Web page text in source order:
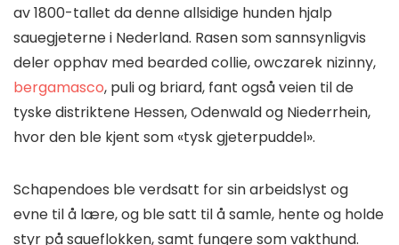
av 1800-tallet da denne allsidige hunden hjalp
sauegjeterne i Nederland. Rasen som sannsynligvis
deler opphav med bearded collie, owczarek nizinny,
bergamasco, puli og briard, fant også veien til de
tyske distriktene Hessen, Odenwald og Niederrhein,
hvor den ble kjent som «tysk gjeterpuddel».
Schapendoes ble verdsatt for sin arbeidslyst og
evne til å lære, og ble satt til å samle, hente og holde
styr på saueflokken, samt fungere som vakthund.